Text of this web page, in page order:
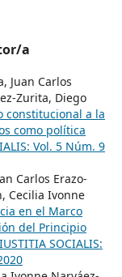
a
Juan Carlos
Zurita, Diego
constitucional a la
como política
Vol. 5 Núm. 9
Carlos Erazo-
Cecilia Ivonne
en el Marco
del Principio
IUSTITIA SOCIALIS: